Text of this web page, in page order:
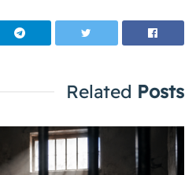
Related Posts